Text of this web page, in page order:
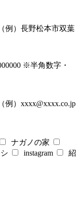
（例）長野松本市双葉
※半角数字・
（例）xxxx@xxxx.co.jp
ナガノの家
instagram
紹